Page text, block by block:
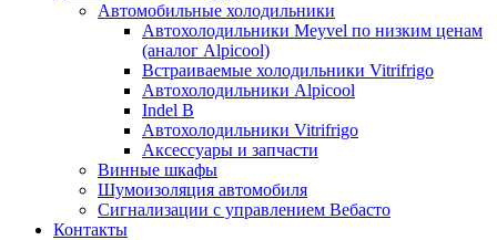
Автомобильные холодильники
Автохолодильники Meyvel по низким ценам
(аналог Alpicool)
Встраиваемые холодильники Vitrifrigo
Автохолодильники Alpicool
Indel B
Автохолодильники Vitrifrigo
Аксессуары и запчасти
Винные шкафы
Шумоизоляция автомобиля
Сигнализации с управлением Вебасто
Контакты